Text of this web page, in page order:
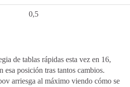
0,5
de tablas rápidas esta vez en 16,
esa posición tras tantos cambios.
arriesga al máximo viendo cómo se